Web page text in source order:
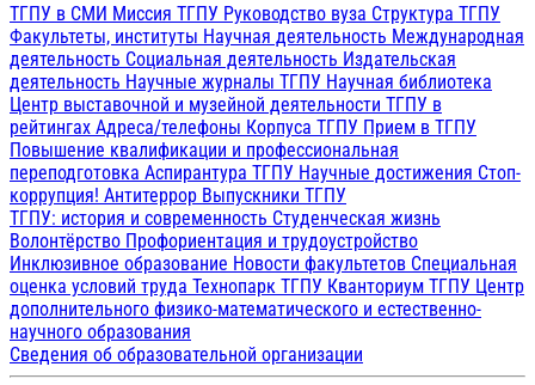
ТГПУ в СМИ Миссия ТГПУ Руководство вуза Структура ТГПУ
Факультеты, институты Научная деятельность Международная
деятельность Социальная деятельность Издательская
деятельность Научные журналы ТГПУ Научная библиотека
Центр выставочной и музейной деятельности ТГПУ в
рейтингах Адреса/телефоны Корпуса ТГПУ Прием в ТГПУ
Повышение квалификации и профессиональная
переподготовка Аспирантура ТГПУ Научные достижения Стоп-
коррупция! Антитеррор Выпускники ТГПУ
ТГПУ: история и современность Студенческая жизнь
Волонтёрство Профориентация и трудоустройство
Инклюзивное образование Новости факультетов Специальная
оценка условий труда Технопарк ТГПУ Кванториум ТГПУ Центр
дополнительного физико-математического и естественно-
научного образования
Сведения об образовательной организации